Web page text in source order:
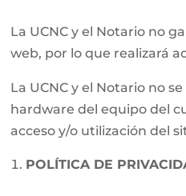
La UCNC y el Notario no
web, por lo que realizará
La UCNC y el Notario no
hardware del equipo del
acceso y/o utilización del
POLÍTICA DE